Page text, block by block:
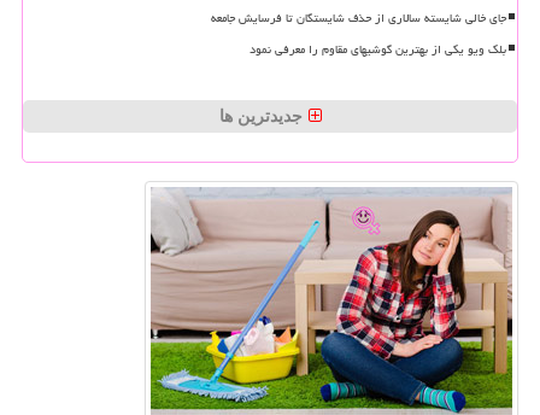
جای خالی شایسته سالاری از حذف شایستگان تا فرسایش جامعه
بلک ویو یکی از بهترین گوشیهای مقاوم را معرفی نمود
جدیدترین ها